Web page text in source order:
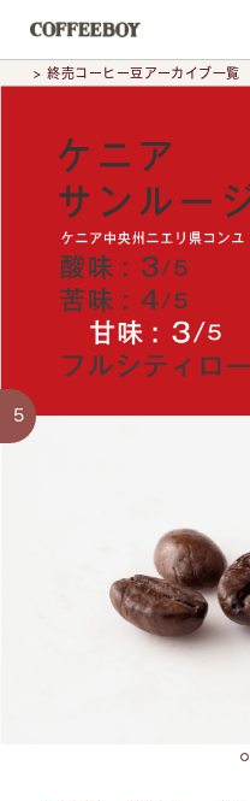
> 終売コーヒー豆アーカイブ一覧
5